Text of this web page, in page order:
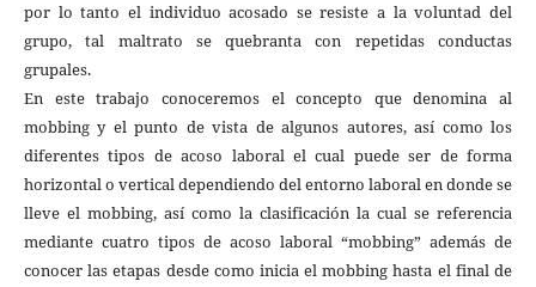
por lo tanto el individuo acosado se resiste a la voluntad del
grupo, tal maltrato se quebranta con repetidas conductas
grupales.
En este trabajo conoceremos el concepto que denomina al
mobbing y el punto de vista de algunos autores, así como los
diferentes tipos de acoso laboral el cual puede ser de forma
horizontal o vertical dependiendo del entorno laboral en donde se
lleve el mobbing, así como la clasificación la cual se referencia
mediante cuatro tipos de acoso laboral “mobbing” además de
conocer las etapas desde como inicia el mobbing hasta el final de